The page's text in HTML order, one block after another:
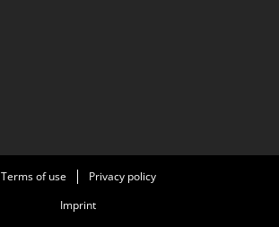
Terms of use
Privacy policy
Imprint